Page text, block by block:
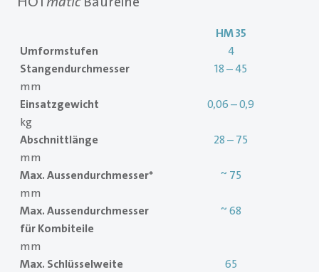
Umformstufen
Stangendurchmesser
mm
Einsatzgewicht
kg
Abschnittlänge
mm
Max. Aussendurchmesser*
mm
Max. Aussendurchmesser
für Kombiteile
mm
Max. Schlüsselweite
HM 35
4
18 – 45
0,06 – 0,9
28 – 75
~ 75
~ 68
65